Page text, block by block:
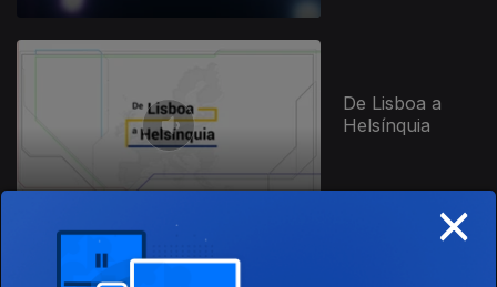
De Lisboa a
Helsínquia
×